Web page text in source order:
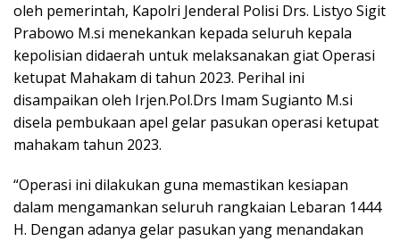
oleh pemerintah, Kapolri Jenderal Polisi Drs. Listyo Sigit
Prabowo M.si menekankan kepada seluruh kepala
kepolisian didaerah untuk melaksanakan giat Operasi
ketupat Mahakam di tahun 2023. Perihal ini
disampaikan oleh Irjen.Pol.Drs Imam Sugianto M.si
disela pembukaan apel gelar pasukan operasi ketupat
mahakam tahun 2023.
“Operasi ini dilakukan guna memastikan kesiapan
dalam mengamankan seluruh rangkaian Lebaran 1444
H. Dengan adanya gelar pasukan yang menandakan